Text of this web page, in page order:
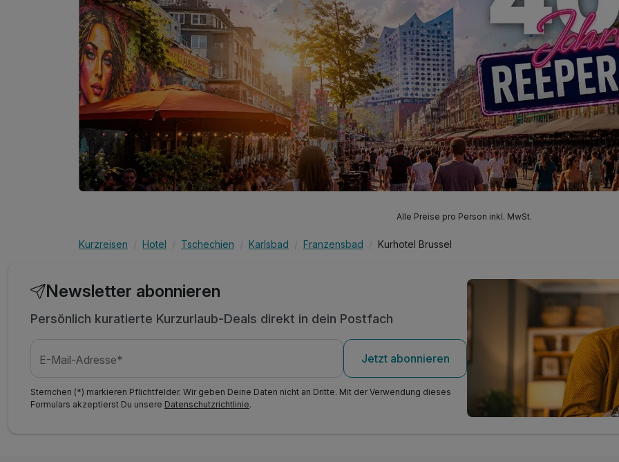
Alle Preise pro Person inkl. MwSt.
Kurzreisen Hotel Tschechien Karlsbad Franzensbad Kurhotel Brussel
Newsletter abonnieren
Persönlich kuratierte Kurzurlaub-Deals direkt in dein Postfach
E-Mail-Adresse* Jetzt abonnieren
Sternchen (*) markieren Pflichtfelder. Wir geben Deine Daten nicht an Dritte. Mit der Verwendung dieses
Formulars akzeptierst Du unsere Datenschutzrichtlinie.